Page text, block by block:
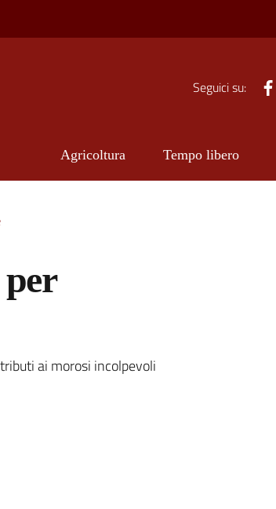
Seguici su:
Agricoltura Tempo libero
ai morosi incolpevoli